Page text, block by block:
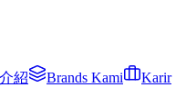
紹 Brands Kami
Karir